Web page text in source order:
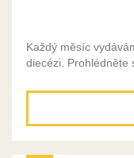
Každý měsíc
diecézi. Prohlédněte